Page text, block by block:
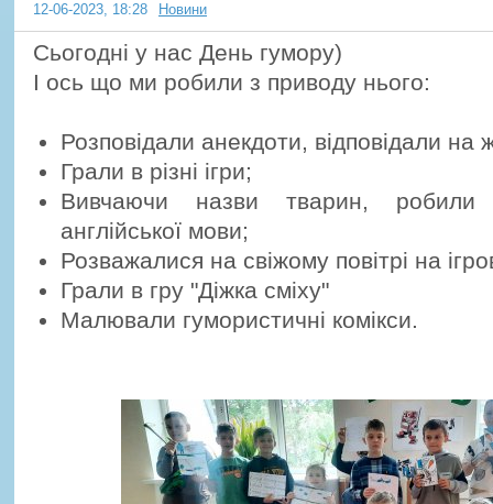
12-06-2023, 18:28 Новини
Сьогодні у нас День гумору)
І ось що ми робили з приводу нього:
Розповідали анекдоти, відповідали на
Грали в різні ігри;
Вивчаючи назви тварин,
англійської мови;
Розважалися на свіжому повітрі на
Грали в гру "Діжка сміху"
Малювали гумористичні комікси.